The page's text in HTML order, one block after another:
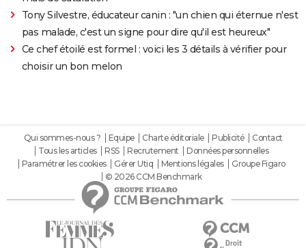
Tony Silvestre, éducateur canin : "un chien qui éternue n'est
pas malade, c'est un signe pour dire qu'il est heureux"
Ce chef étoilé est formel : voici les 3 détails à vérifier pour
choisir un bon melon
Qui sommes-nous ? Equipe Charte éditoriale Publicité
Contact
Tous les articles
RSS Recrutement
Données personnelles
Paramétrer les cookies
Gérer Utiq Mentions légales
Groupe Figaro
© 2026 CCM Benchmark